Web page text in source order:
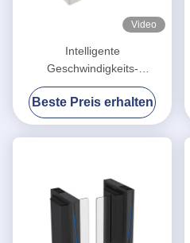
Video
Intelligente
Geschwindigkeits-
automatische System-
Drehkreuze, Klappen-
Sperren-Tor-Fußgänger-
Steuerung
Beste Preis erhalten